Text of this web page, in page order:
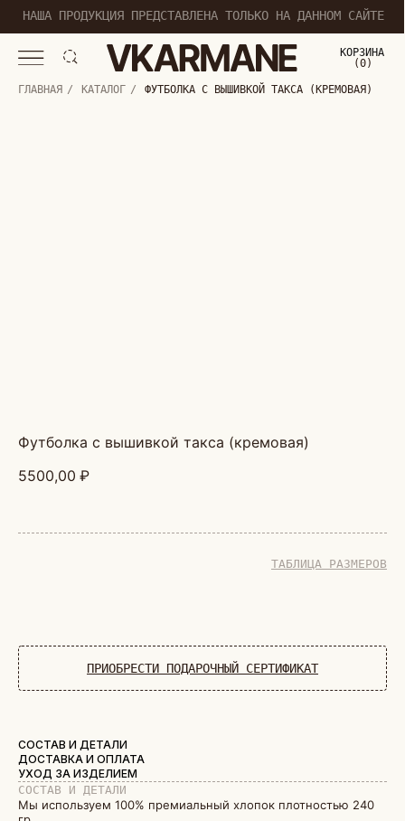
НАША ПРОДУКЦИЯ ПРЕДСТАВЛЕНА ТОЛЬКО НА ДАННОМ САЙТЕ
КОРЗИНА
(0)
0
ГЛАВНАЯ / КАТАЛОГ / ФУТБОЛКА С ВЫШИВКОЙ ТАКСА (КРЕМОВАЯ)
футболка с вышивкой такса (кремовая)
5500,00 ₽
ТАБЛИЦА РАЗМЕРОВ
ПРИОБРЕСТИ ПОДАРОЧНЫЙ СЕРТИФИКАТ
СОСТАВ И ДЕТАЛИ
ДОСТАВКА И ОПЛАТА
УХОД ЗА ИЗДЕЛИЕМ
СОСТАВ И ДЕТАЛИ
Мы используем 100% премиальный хлопок плотностью 240